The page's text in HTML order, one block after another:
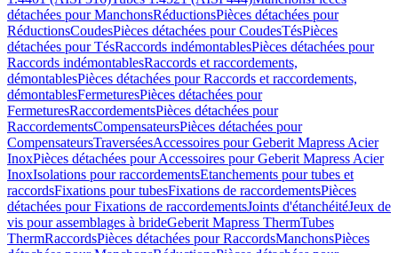
détachées pour ManchonsRéductionsPièces détachées pour
RéductionsCoudesPièces détachées pour CoudesTésPièces
détachées pour TésRaccords indémontablesPièces détachées pour
Raccords indémontablesRaccords et raccordements,
démontablesPièces détachées pour Raccords et raccordements,
démontablesFermeturesPièces détachées pour
FermeturesRaccordementsPièces détachées pour
RaccordementsCompensateursPièces détachées pour
CompensateursTraverséesAccessoires pour Geberit Mapress Acier
InoxPièces détachées pour Accessoires pour Geberit Mapress Acier
InoxIsolations pour raccordementsEtanchements pour tubes et
raccordsFixations pour tubesFixations de raccordementsPièces
détachées pour Fixations de raccordementsJoints d'étanchéitéJeux de
vis pour assemblages à brideGeberit Mapress ThermTubes
ThermRaccordsPièces détachées pour RaccordsManchonsPièces